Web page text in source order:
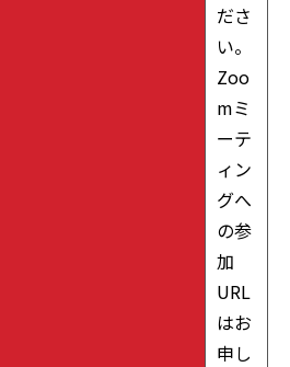
ださ
い。
Zoo
mミ
ーテ
ィン
グへ
の参
加
URL
はお
申し